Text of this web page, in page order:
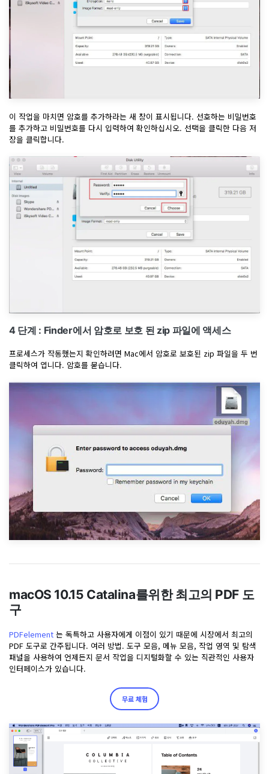
이 작업을 마치면 암호를 추가하라는 새 창이 표시됩니다. 선호하는 비밀번호
를 추가하고 비밀번호를 다시 입력하여 확인하십시오. 선택을 클릭한 다음 저
장을 클릭합니다.
4 단계 : Finder에서 암호로 보호 된 zip 파일에 액세스
프로세스가 작동했는지 확인하려면 Mac에서 암호로 보호된 zip 파일을 두 번
클릭하여 엽니다. 암호를 묻습니다.
macOS 10.15 Catalina를위한 최고의 PDF 도
구
PDFelement 는 독특하고 사용자에게 이점이 있기 때문에 시장에서 최고의
PDF 도구로 간주됩니다. 여러 방법. 도구 모음, 메뉴 모음, 작업 영역 및 탐색
패널을 사용하여 언제든지 문서 작업을 디지털화할 수 있는 직관적인 사용자
인터페이스가 있습니다.
무료 체험